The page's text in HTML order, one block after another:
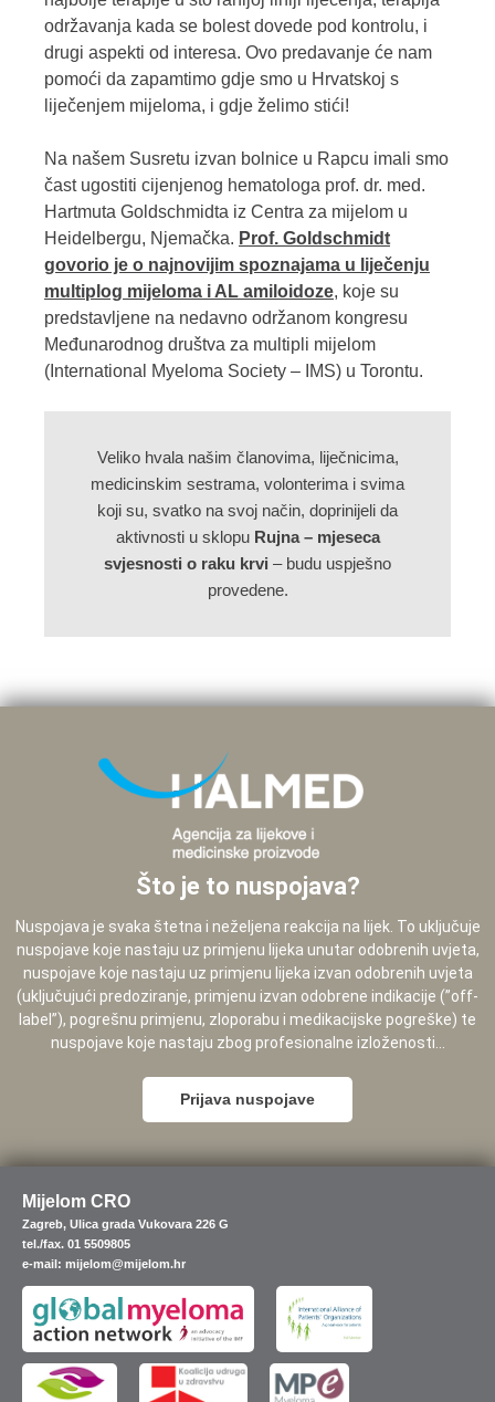
održavanja kada se bolest dovede pod kontrolu, i
drugi aspekti od interesa. Ovo predavanje će nam
pomoći da zapamtimo gdje smo u Hrvatskoj s
liječenjem mijeloma, i gdje želimo stići!
Na našem Susretu izvan bolnice u Rapcu imali smo
čast ugostiti cijenjenog hematologa prof. dr. med.
Hartmuta Goldschmidta iz Centra za mijelom u
Heidelbergu, Njemačka. Prof. Goldschmidt
govorio je o najnovijim spoznajama u liječenju
multiplog mijeloma i AL amiloidoze, koje su
predstavljene na nedavno održanom kongresu
Međunarodnog društva za multipli mijelom
(International Myeloma Society – IMS) u Torontu.
Veliko hvala našim članovima, liječnicima,
medicinskim sestrama, volonterima i svima
koji su, svatko na svoj način, doprinijeli da
aktivnosti u sklopu Rujna – mjeseca
svjesnosti o raku krvi – budu uspješno
provedene.
Što je to nuspojava?
Nuspojava je svaka štetna i neželjena reakcija na lijek. To uključuje
nuspojave koje nastaju uz primjenu lijeka unutar odobrenih uvjeta,
nuspojave koje nastaju uz primjenu lijeka izvan odobrenih uvjeta
(uključujući predoziranje, primjenu izvan odobrene indikacije (”off-
label”), pogrešnu primjenu, zloporabu i medikacijske pogreške) te
nuspojave koje nastaju zbog profesionalne izloženosti...
Prijava nuspojave
Mijelom CRO
Zagreb, Ulica grada Vukovara 226 G
tel./fax. 01 5509805
e-mail: mijelom@mijelom.hr